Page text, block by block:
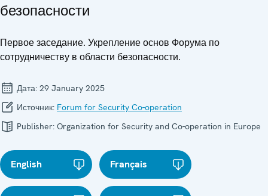
безопасности
Первое заседание. Укрепление основ Форума по
сотрудничеству в области безопасности.
Дата: 29 January 2025
Источник: Forum for Security Co-operation
Publisher: Organization for Security and Co-operation in Europe
English Français